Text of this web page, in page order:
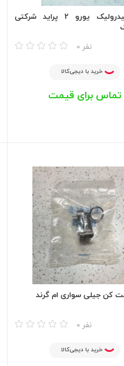
تسمه هیدرولیک یورو 2 پراید شرکتی
0 نفر
خرید با دیجی‌کالا
تماس برای قیمت
کن جیلی سواری ام گرند
0 نفر
خرید با دیجی‌کالا